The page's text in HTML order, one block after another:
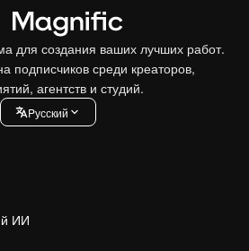
для создания ваших лучших работ.
подписчиков среди креаторов,
агентств и студий.
Pусский
ИИ